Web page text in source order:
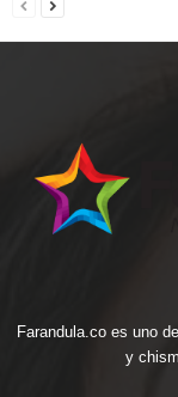
Farandula.co es uno
y